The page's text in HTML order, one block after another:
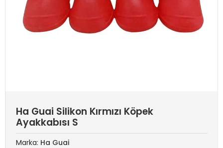
Ha Guai Silikon Kırmızı Köpek
Ayakkabısı S
Marka: Ha Guai